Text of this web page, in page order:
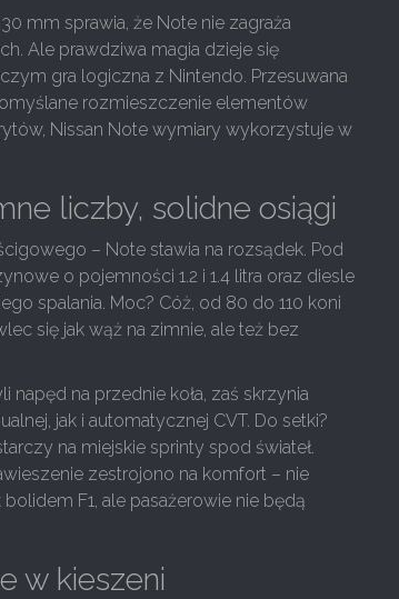
mm sprawia, że Note nie zagraża
Ale prawdziwa magia dzieje się
gra logiczna z Nintendo. Przesuwana
rozmieszczenie elementów
Nissan Note wymiary wykorzystuje w
liczby, solidne osiągi
– Note stawia na rozsądek. Pod
o pojemności 1.2 i 1.4 litra oraz diesle
spalania. Moc? Cóż, od 80 do 110 koni
się jak wąż na zimnie, ale też bez
na przednie koła, zaś skrzynia
jak i automatycznej CVT. Do setki?
na miejskie sprinty spod świateł.
zestrojono na komfort – nie
F1, ale pasażerowie nie będą
w kieszeni